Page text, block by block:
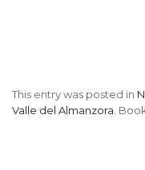
This entry was posted in
Valle del Almanzora .